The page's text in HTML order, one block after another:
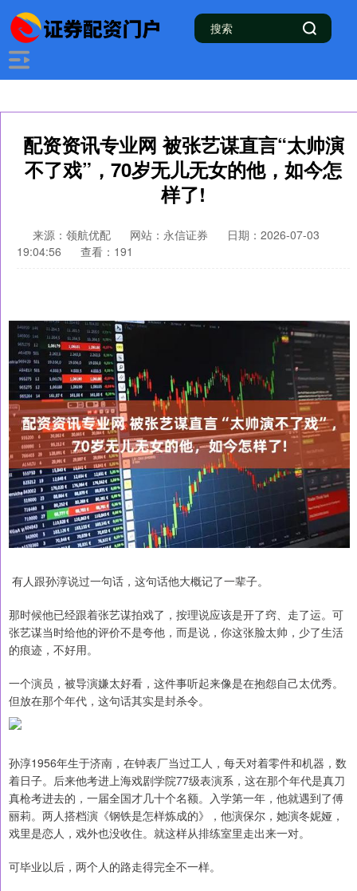
配资资讯专业网 被张艺谋直言“太帅演
不了戏”，70岁无儿无女的他，如今怎
样了!
来源：领航优配 网站：永信证券
日期：2026-07-03
19:04:56
查看：191
有人跟孙淳说过一句话，这句话他大概记了一辈子。
那时候他已经跟着张艺谋拍戏了，按理说应该是开了窍、走了运。可
张艺谋当时给他的评价不是夸他，而是说，你这张脸太帅，少了生活
的痕迹，不好用。
一个演员，被导演嫌太好看，这件事听起来像是在抱怨自己太优秀。
但放在那个年代，这句话其实是封杀令。
孙淳1956年生于济南，在钟表厂当过工人，每天对着零件和机器，数
着日子。后来他考进上海戏剧学院77级表演系，这在那个年代是真刀
真枪考进去的，一届全国才几十个名额。入学第一年，他就遇到了傅
丽莉。两人搭档演《钢铁是怎样炼成的》，他演保尔，她演冬妮娅，
戏里是恋人，戏外也没收住。就这样从排练室里走出来一对。
可毕业以后，两个人的路走得完全不一样。